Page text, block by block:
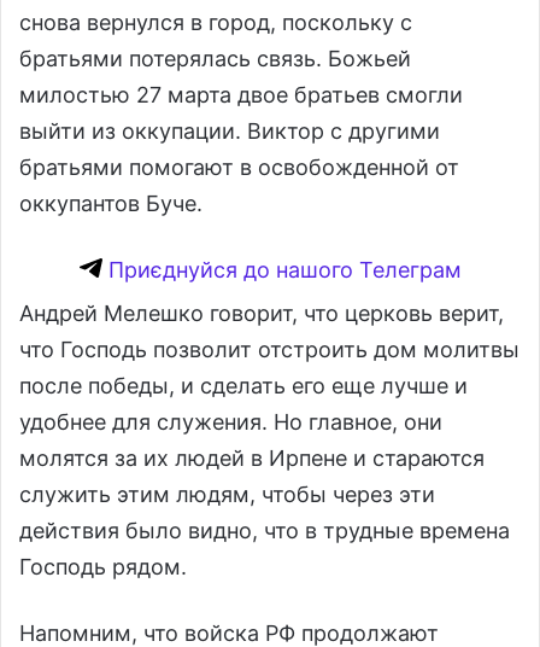
снова вернулся в город, поскольку с
братьями потерялась связь. Божьей
милостью 27 марта двое братьев смогли
выйти из оккупации. Виктор с другими
братьями помогают в освобожденной от
оккупантов Буче.
Приєднуйся до нашого Телеграм
Андрей Мелешко говорит, что церковь верит,
что Господь позволит отстроить дом молитвы
после победы, и сделать его еще лучше и
удобнее для служения. Но главное, они
молятся за их людей в Ирпене и стараются
служить этим людям, чтобы через эти
действия было видно, что в трудные времена
Господь рядом.
Напомним, что войска РФ продолжают